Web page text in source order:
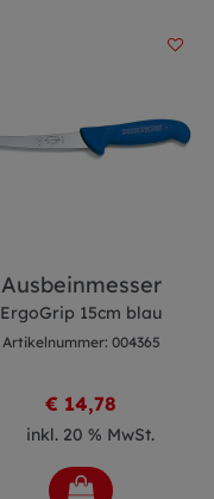
Ausbeinmesser
ErgoGrip 15cm blau
Artikelnummer: 004365
€ 14,78
inkl. 20 % MwSt.